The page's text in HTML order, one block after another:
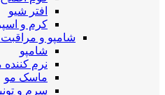
افتر شیو
کرم و
شامپو و
شامپو
نرم کننده
ماسک مو
سرم و